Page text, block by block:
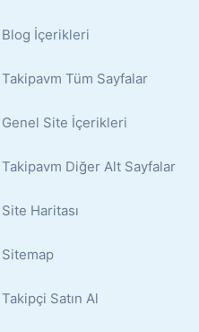
Blog İçerikleri
Takipavm Tüm Sayfalar
Genel Site İçerikleri
Takipavm Diğer Alt Sayfalar
Site Haritası
Sitemap
Takipçi Satın Al